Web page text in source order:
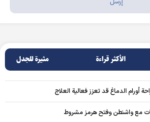
الأکثر قراءة مثيرة للجدل
أورام الدماغ قد تعزز فعالية العلاج
مع واشنطن وفتح هرمز مشروط